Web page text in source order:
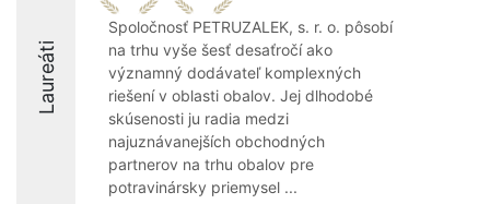
Laureáti
Spoločnosť PETRUZALEK, s. r. o. pôsobí
na trhu vyše šesť desaťročí ako
významný dodávateľ komplexných
riešení v oblasti obalov. Jej dlhodobé
skúsenosti ju radia medzi
najuznávanejších obchodných
partnerov na trhu obalov pre
potravinársky priemysel ...